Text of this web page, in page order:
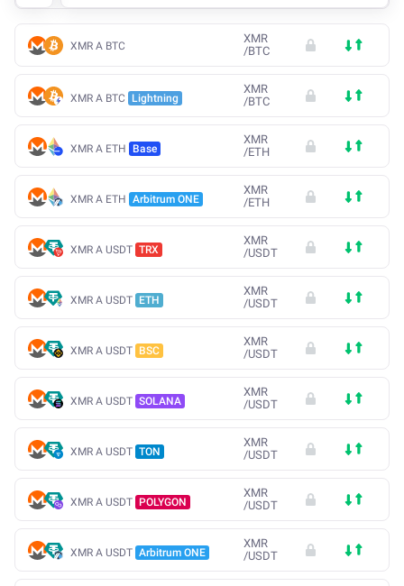
XMR A BTC
XMR
/BTC
XMR A BTC Lightning
XMR
/BTC
XMR A ETH Base
XMR
/ETH
XMR A ETH Arbitrum ONE
XMR
/ETH
XMR A USDT TRX
XMR
/USDT
XMR A USDT ETH
XMR
/USDT
XMR A USDT BSC
XMR
/USDT
XMR A USDT SOLANA
XMR
/USDT
XMR A USDT TON
XMR
/USDT
XMR A USDT POLYGON
XMR
/USDT
XMR A USDT Arbitrum ONE
XMR
/USDT